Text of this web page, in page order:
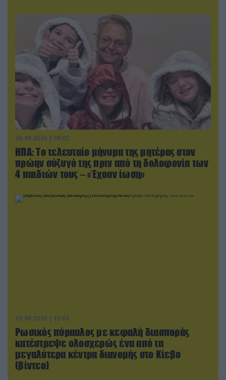
06.08.2026 | 09:02
ΗΠΑ: Το τελευταίο μήνυμα της μητέρας στον
πρώην σύζυγό της πριν από τη δολοφονία των
4 παιδιών τους – «Έχουν ίωση»
05.08.2026 | 15:02
Ρωσικός πύραυλος με κεφαλή διασποράς
κατέστρεψε ολοσχερώς ένα από τα
μεγαλύτερα κέντρα διανομής στο Κίεβο
(βίντεο)